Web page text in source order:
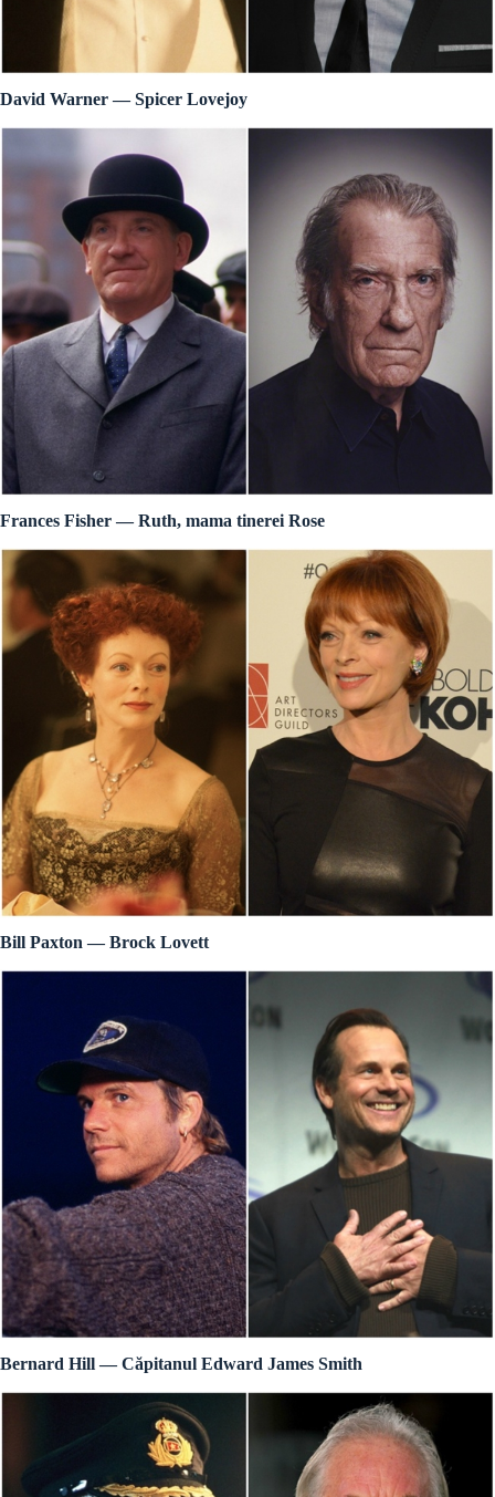
David Warner — Spicer Lovejoy
Frances Fisher — Ruth, mama tinerei Rose
Bill Paxton — Brock Lovett
Bernard Hill — Căpitanul Edward James Smith